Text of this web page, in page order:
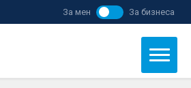
За мен За бизнеса